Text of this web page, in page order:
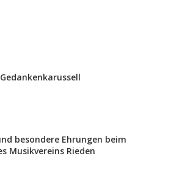
besondere Ehrungen beim
Musikvereins Rieden